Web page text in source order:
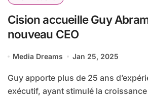
Cision accueille Guy
nouveau CEO
Media Dreams Jan 25, 2025
Guy apporte plus de 25 ans d’expérience de leadership
exécutif, ayant stimulé la